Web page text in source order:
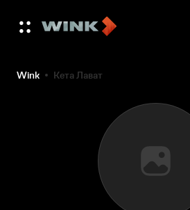
Wink Кета Лават